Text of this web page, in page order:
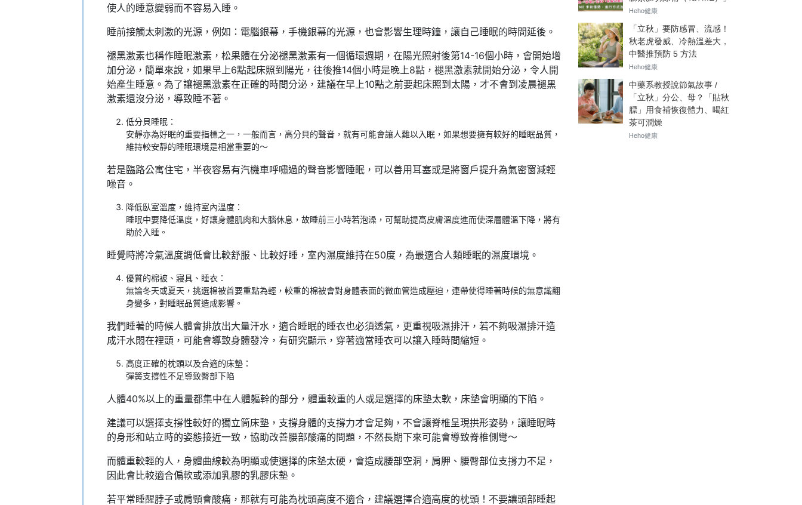
使人的睡意變弱而不容易入睡。
睡前接觸太刺激的光源，例如：電腦銀幕，手機銀幕的光源，也會影響生理時鐘，讓自己睡眠的時間延後。
褪黑激素也稱作睡眠激素，松果體在分泌褪黑激素有一個循環週期，在陽光照射後第14-16個小時，會開始增
加分泌，簡單來說，如果早上6點起床照到陽光，往後推14個小時是晚上8點，褪黑激素就開始分泌，令人開
始產生睡意。為了讓褪黑激素在正確的時間分泌，建議在早上10點之前要起床照到太陽，才不會到凌晨褪黑
激素還沒分泌，導致睡不著。
低分貝睡眠：
安靜亦為好眠的重要指標之一，一般而言，高分貝的聲音，就有可能會讓人難以入眠，如果想要擁有較好的睡眠品質，
維持較安靜的睡眠環境是相當重要的～
若是臨路公寓住宅，半夜容易有汽機車呼嘯過的聲音影響睡眠，可以善用耳塞或是將窗戶提升為氣密窗減輕
噪音。
降低臥室溫度，維持室內溫度：
睡眠中要降低溫度，好讓身體肌肉和大腦休息，故睡前三小時若泡澡，可幫助提高皮膚溫度進而使深層體溫下降，將有
助於入睡。
睡覺時將冷氣溫度調低會比較舒服、比較好睡，室內濕度維持在50度，為最適合人類睡眠的濕度環境。
優質的棉被、寢具、睡衣：
無論冬天或夏天，挑選棉被首要重點為輕，較重的棉被會對身體表面的微血管造成壓迫，連帶使得睡著時候的無意識翻
身變多，對睡眠品質造成影響。
我們睡著的時候人體會排放出大量汗水，適合睡眠的睡衣也必須透氣，更重視吸濕排汗，若不夠吸濕排汗造
成汗水悶在裡頭，可能會導致身體發冷，有研究顯示，穿著適當睡衣可以讓入睡時間縮短。
高度正確的枕頭以及合適的床墊：
彈簧支撐性不足導致臀部下陷
人體40%以上的重量都集中在人體軀幹的部分，體重較重的人或是選擇的床墊太軟，床墊會明顯的下陷。
建議可以選擇支撐性較好的獨立筒床墊，支撐身體的支撐力才會足夠，不會讓脊椎呈現拱形姿勢，讓睡眠時
的身形和站立時的姿態接近一致，協助改善腰部酸痛的問題，不然長期下來可能會導致脊椎側彎～
而體重較輕的人，身體曲線較為明顯或使選擇的床墊太硬，會造成腰部空洞，肩胛、腰臀部位支撐力不足，
因此會比較適合偏軟或添加乳膠的乳膠床墊。
若平常睡醒脖子或肩頸會酸痛，那就有可能為枕頭高度不適合，建議選擇合適高度的枕頭！不要讓頭部睡起